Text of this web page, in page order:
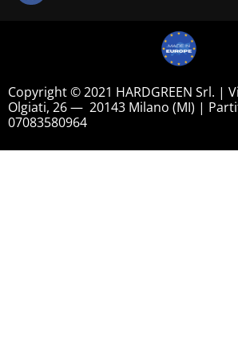
Copyright © 2021 HARDGREEN Srl. |
Olgiati, 26 — 20143 Milano (MI) |
07083580964